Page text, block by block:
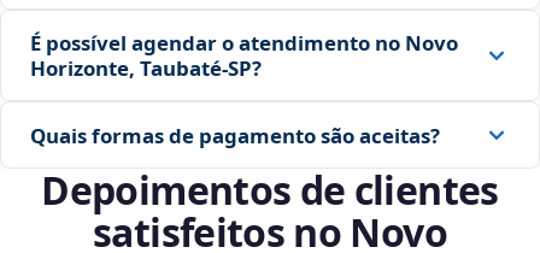
É possível agendar o atendimento no Novo
Horizonte, Taubaté‑SP?
Quais formas de pagamento são aceitas?
Depoimentos de clientes
satisfeitos no Novo